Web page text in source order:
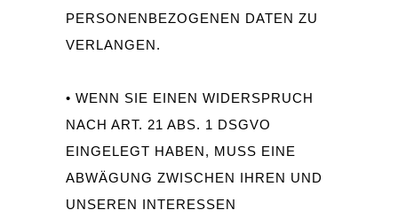
PERSONENBEZOGENEN DATEN ZU
VERLANGEN.
• WENN SIE EINEN WIDERSPRUCH
NACH ART. 21 ABS. 1 DSGVO
EINGELEGT HABEN, MUSS EINE
ABWÄGUNG ZWISCHEN IHREN UND
UNSEREN INTERESSEN